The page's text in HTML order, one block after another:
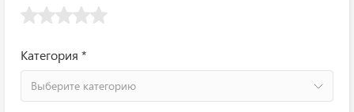
Категория *
Выберите категорию